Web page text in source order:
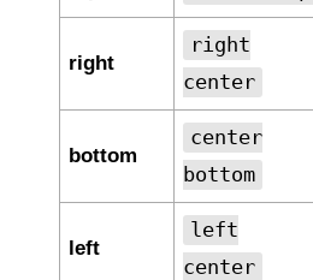
right
right
center
bottom
center
bottom
left
left
center